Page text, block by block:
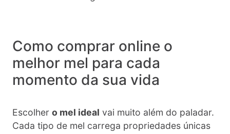
Como comprar online o
melhor mel para cada
momento da sua vida
Escolher o mel ideal vai muito além do paladar.
Cada tipo de mel carrega propriedades únicas